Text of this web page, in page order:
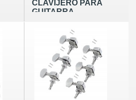
CLAVIJERO PARA
GUITARRA